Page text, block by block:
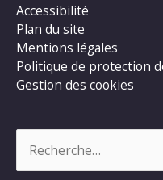
Accessibilité
Plan du site
Mentions légales
Politique de protection
Gestion des cookies